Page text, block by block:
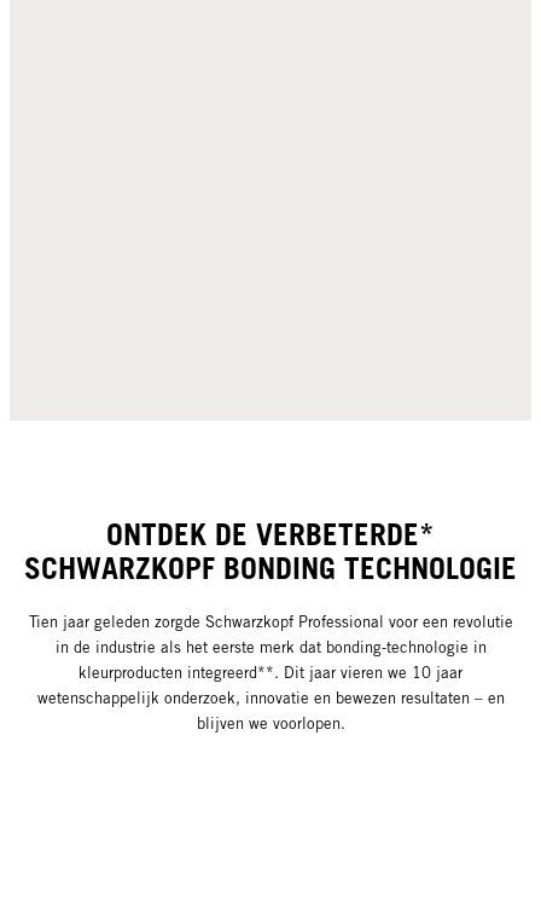
ONTDEK DE VERBETERDE*
SCHWARZKOPF BONDING TECHNOLOGIE
Tien jaar geleden zorgde Schwarzkopf Professional voor een revolutie
in de industrie als het eerste merk dat bonding-technologie in
kleurproducten integreerd**. Dit jaar vieren we 10 jaar
wetenschappelijk onderzoek, innovatie en bewezen resultaten – en
blijven we voorlopen.